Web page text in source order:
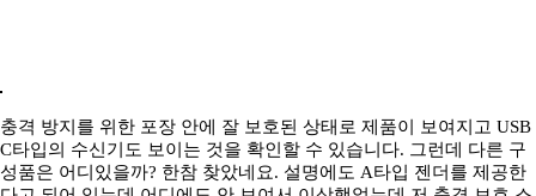
충격 방지를 위한 포장 안에 잘 보호된 상태로 제품이 보여지고 USB
C타입의 수신기도 보이는 것을 확인할 수 있습니다. 그런데 다른 구
성품은 어디있을까? 한참 찾았네요. 설명에도 A타입 젠더를 제공한